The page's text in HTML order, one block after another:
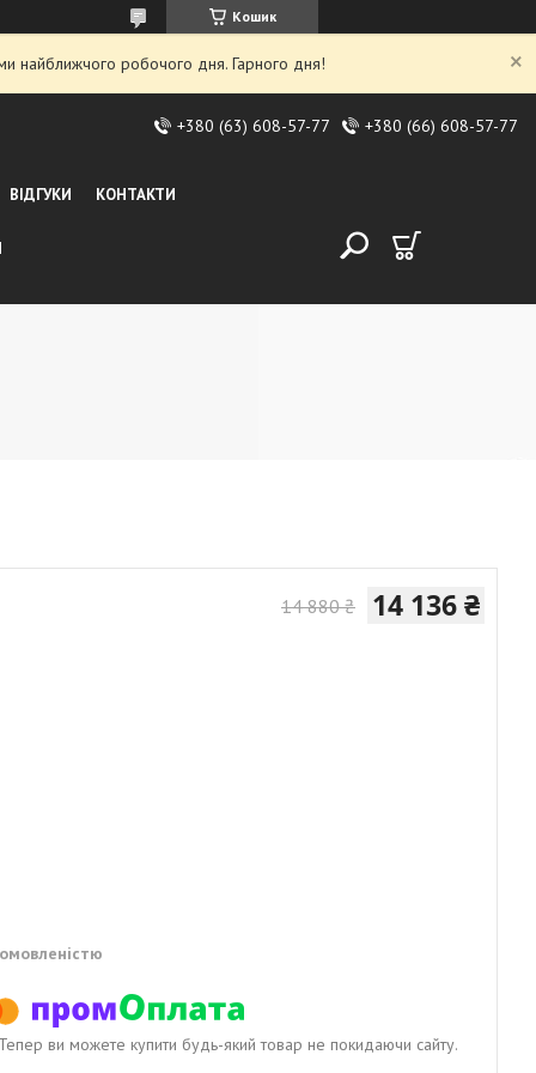
Кошик
найближчого робочого дня. Гарного дня!
+380 (63) 608-57-77 +380 (66) 608-57-77
ВІДГУКИ КОНТАКТИ
14 880 ₴ 14 136 ₴
Тепер ви можете купити будь-який товар не покидаючи сайту.